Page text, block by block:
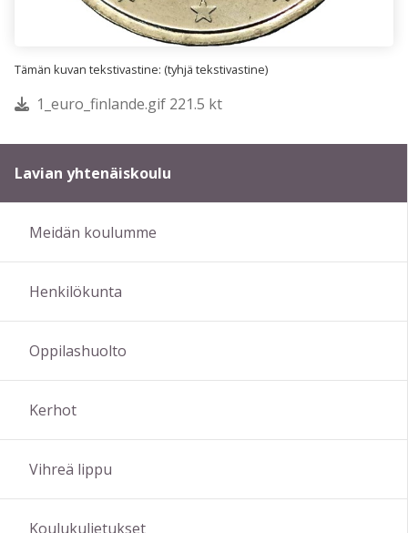
Tämän kuvan tekstivastine: (tyhjä tekstivastine)
1_euro_finlande.gif 221.5 kt
Lavian yhtenäiskoulu
Meidän koulumme
Henkilökunta
Oppilashuolto
Kerhot
Vihreä lippu
Koulukuljetukset